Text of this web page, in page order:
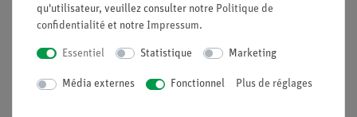
Contact
Déclaration de confidentialité
Mentions légales
qu'utilisateur, veuillez consulter notre Politique de
confidentialité et notre Impressum.
Essentiel Statistique Marketing
Média externes Fonctionnel Plus de réglages